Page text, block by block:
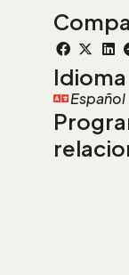
Idioma
Español